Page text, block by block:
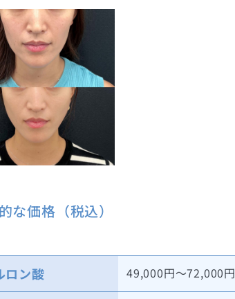
な価格（税込）
ロン酸 49,000円～72,000円